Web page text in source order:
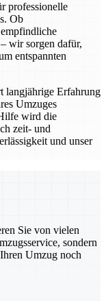
professionelle
Ob
wir sorgen dafür,
entspannten
langjährige Erfahrung
Umzuges
wird die
zeit- und
und unser
Sie von vielen
sondern
Umzug noch